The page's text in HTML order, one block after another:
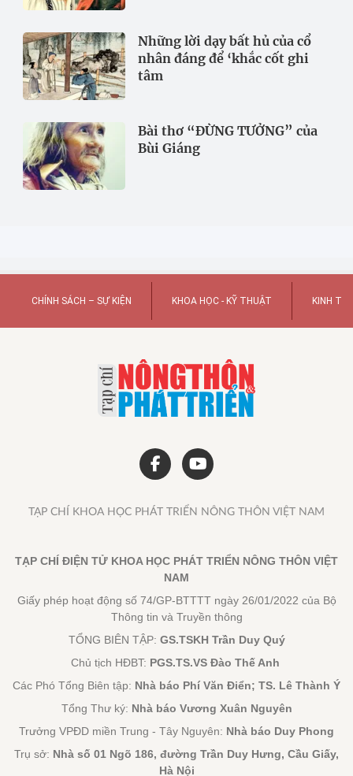
Những lời dạy bất hủ của cổ
nhân đáng để ‘khắc cốt ghi
tâm
Bài thơ “ĐỪNG TƯỞNG” của
Bùi Giáng
CHÍNH SÁCH – SỰ KIỆN KHOA HỌC - KỸ THUẬT KINH TẾ
TẠP CHÍ KHOA HỌC PHÁT TRIỂN NÔNG THÔN VIỆT NAM
TẠP CHÍ ĐIỆN TỬ KHOA HỌC PHÁT TRIỂN NÔNG THÔN VIỆT
NAM
Giấy phép hoạt động số 74/GP-BTTTT ngày 26/01/2022 của Bộ
Thông tin và Truyền thông
TỔNG BIÊN TẬP: GS.TSKH Trần Duy Quý
Chủ tịch HĐBT: PGS.TS.VS Đào Thế Anh
Các Phó Tổng Biên tập: Nhà báo Phí Văn Điển; TS. Lê Thành Ý
Tổng Thư ký: Nhà báo Vương Xuân Nguyên
Trưởng VPĐD miền Trung - Tây Nguyên: Nhà báo Duy Phong
Trụ sở: Nhà số 01 Ngõ 186, đường Trần Duy Hưng, Cầu Giấy,
Hà Nội